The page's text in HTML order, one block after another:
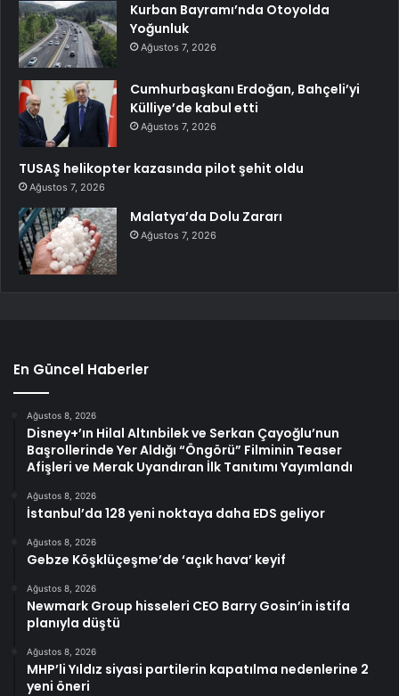
Kurban Bayramı’nda Otoyolda
Yoğunluk
Ağustos 7, 2026
Cumhurbaşkanı Erdoğan, Bahçeli’yi
Külliye’de kabul etti
Ağustos 7, 2026
TUSAŞ helikopter kazasında pilot şehit oldu
Ağustos 7, 2026
Malatya’da Dolu Zararı
Ağustos 7, 2026
En Güncel Haberler
Ağustos 8, 2026
Disney+’ın Hilal Altınbilek ve Serkan Çayoğlu’nun
Başrollerinde Yer Aldığı “Öngörü” Filminin Teaser
Afişleri ve Merak Uyandıran İlk Tanıtımı Yayımlandı
Ağustos 8, 2026
İstanbul’da 128 yeni noktaya daha EDS geliyor
Ağustos 8, 2026
Gebze Köşklüçeşme’de ‘açık hava’ keyif
Ağustos 8, 2026
Newmark Group hisseleri CEO Barry Gosin’in istifa
planıyla düştü
Ağustos 8, 2026
MHP’li Yıldız siyasi partilerin kapatılma nedenlerine 2
yeni öneri